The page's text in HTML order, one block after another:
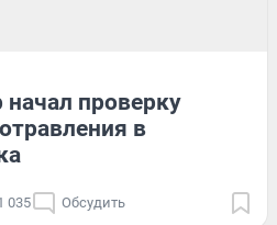
проверку
в
035 Обсудить